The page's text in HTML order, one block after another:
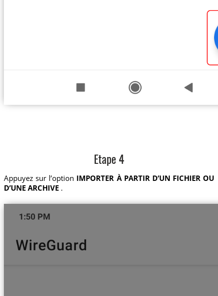
Etape 4
Appuyez sur l’option IMPORTER À PARTIR D’UN FICHIER OU
D’UNE ARCHIVE.